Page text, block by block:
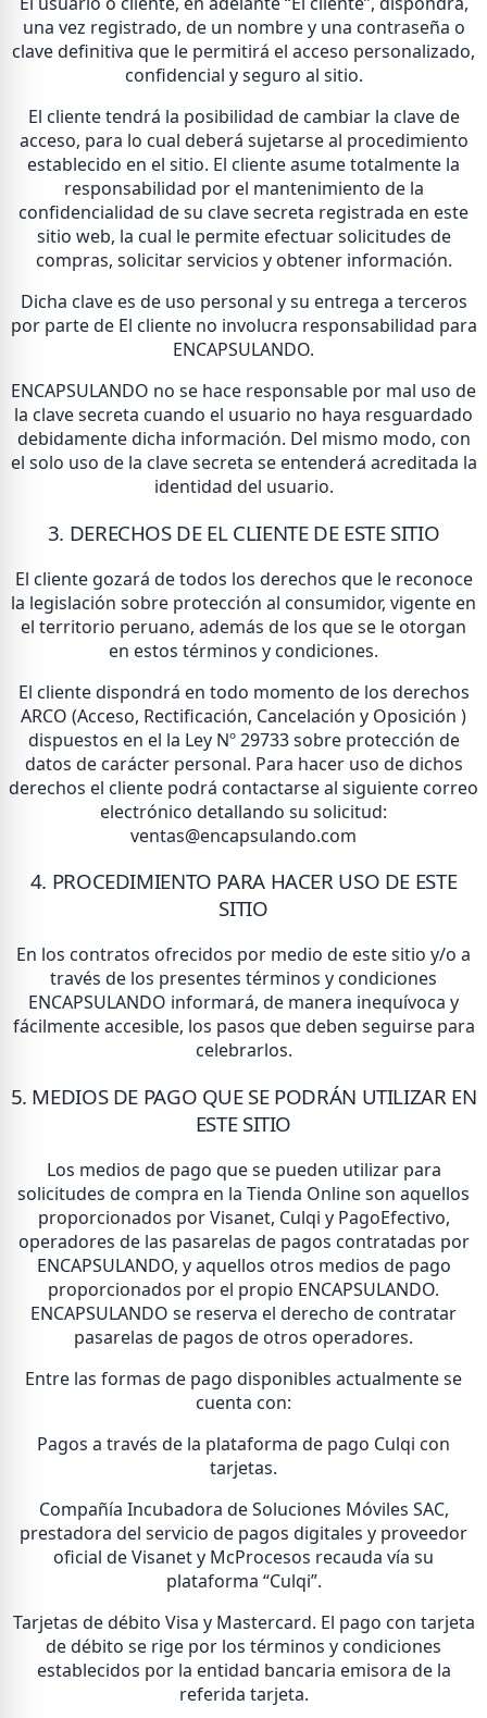
una vez registrado, de un nombre y una contraseña o
clave definitiva que le permitirá el acceso personalizado,
confidencial y seguro al sitio.
El cliente tendrá la posibilidad de cambiar la clave de
acceso, para lo cual deberá sujetarse al procedimiento
establecido en el sitio. El cliente asume totalmente la
responsabilidad por el mantenimiento de la
confidencialidad de su clave secreta registrada en este
sitio web, la cual le permite efectuar solicitudes de
compras, solicitar servicios y obtener información.
Dicha clave es de uso personal y su entrega a terceros
por parte de El cliente no involucra responsabilidad para
ENCAPSULANDO.
ENCAPSULANDO no se hace responsable por mal uso de
la clave secreta cuando el usuario no haya resguardado
debidamente dicha información. Del mismo modo, con
el solo uso de la clave secreta se entenderá acreditada la
identidad del usuario.
3. DERECHOS DE EL CLIENTE DE ESTE SITIO
El cliente gozará de todos los derechos que le reconoce
la legislación sobre protección al consumidor, vigente en
el territorio peruano, además de los que se le otorgan
en estos términos y condiciones.
El cliente dispondrá en todo momento de los derechos
ARCO (Acceso, Rectificación, Cancelación y Oposición )
dispuestos en el la Ley Nº 29733 sobre protección de
datos de carácter personal. Para hacer uso de dichos
derechos el cliente podrá contactarse al siguiente correo
electrónico detallando su solicitud:
ventas@encapsulando.com
4. PROCEDIMIENTO PARA HACER USO DE ESTE
SITIO
En los contratos ofrecidos por medio de este sitio y/o a
través de los presentes términos y condiciones
ENCAPSULANDO informará, de manera inequívoca y
fácilmente accesible, los pasos que deben seguirse para
celebrarlos.
5. MEDIOS DE PAGO QUE SE PODRÁN UTILIZAR EN
ESTE SITIO
Los medios de pago que se pueden utilizar para
solicitudes de compra en la Tienda Online son aquellos
proporcionados por Visanet, Culqi y PagoEfectivo,
operadores de las pasarelas de pagos contratadas por
ENCAPSULANDO, y aquellos otros medios de pago
proporcionados por el propio ENCAPSULANDO.
ENCAPSULANDO se reserva el derecho de contratar
pasarelas de pagos de otros operadores.
Entre las formas de pago disponibles actualmente se
cuenta con:
Pagos a través de la plataforma de pago Culqi con
tarjetas.
Compañía Incubadora de Soluciones Móviles SAC,
prestadora del servicio de pagos digitales y proveedor
oficial de Visanet y McProcesos recauda vía su
plataforma “Culqi”.
Tarjetas de débito Visa y Mastercard. El pago con tarjeta
de débito se rige por los términos y condiciones
establecidos por la entidad bancaria emisora de la
referida tarjeta.